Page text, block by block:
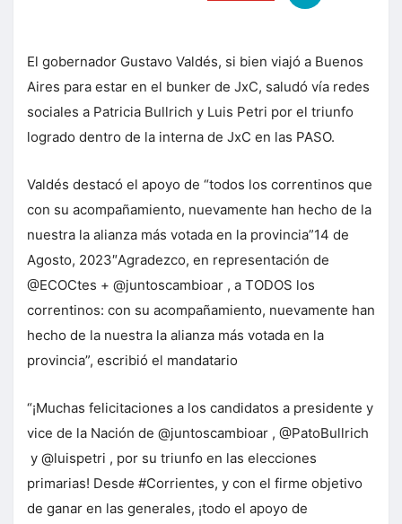
El gobernador Gustavo Valdés, si bien viajó a Buenos
Aires para estar en el bunker de JxC, saludó vía redes
sociales a Patricia Bullrich y Luis Petri por el triunfo
logrado dentro de la interna de JxC en las PASO.
Valdés destacó el apoyo de “todos los correntinos que
con su acompañamiento, nuevamente han hecho de la
nuestra la alianza más votada en la provincia”14 de
Agosto, 2023″Agradezco, en representación de
@ECOCtes + @juntoscambioar , a TODOS los
correntinos: con su acompañamiento, nuevamente han
hecho de la nuestra la alianza más votada en la
provincia”, escribió el mandatario
“¡Muchas felicitaciones a los candidatos a presidente y
vice de la Nación de @juntoscambioar , @PatoBullrich
y @luispetri , por su triunfo en las elecciones
primarias! Desde #Corrientes, y con el firme objetivo
de ganar en las generales, ¡todo el apoyo de